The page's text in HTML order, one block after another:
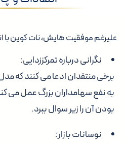
علیرغم موفقیت هایش، نات کوین با
نگرانی درباره تمرکززدایی:
برخی منتقدان ادعا می کنند که
به نفع سهامداران بزرگ عمل می
بودن آن را زیر سوال ببرد.
نوسانات بازار: